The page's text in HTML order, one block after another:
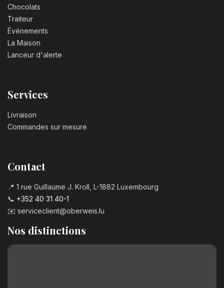
Chocolats
Traiteur
Événements
La Maison
Lanceur d'alerte
Services
Livraison
Commandes sur mesure
Contact
📍 1 rue Guillaume J. Kroll, L-1882 Luxembourg
📞 +352 40 31 40-1
✉️ serviceclient@oberweis.lu
Nos distinctions